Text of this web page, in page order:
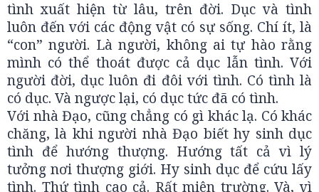
tình xuất hiện từ lâu, trên đời. Dục và tình
luôn đến với các động vật có sự sống. Chí ít, là
“con” người. Là người, không ai tự hào rằng
mình có thể thoát được cả dục lẫn tình. Với
người đời, dục luôn đi đôi với tình. Có tình là
có dục. Và ngược lại, có dục tức đã có tình.
Với nhà Đạo, cũng chẳng có gì khác lạ. Có khác
chăng, là khi người nhà Đạo biết hy sinh dục
tình để hướng thượng. Hướng tất cả vì lý
tưởng nơi thượng giới. Hy sinh dục để cứu lấy
tình. Thứ tình cao cả. Rất miên trường. Và, vì